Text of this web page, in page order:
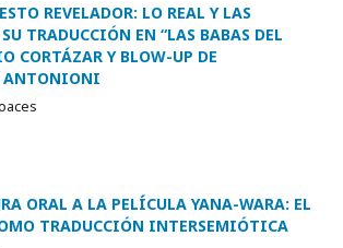
REVELADOR: LO REAL Y LAS
TRADUCCIÓN EN “LAS BABAS DEL
CORTÁZAR Y BLOW-UP DE
ANTONIONI
ORAL A LA PELÍCULA YANA-WARA: EL
TRADUCCIÓN INTERSEMIÓTICA